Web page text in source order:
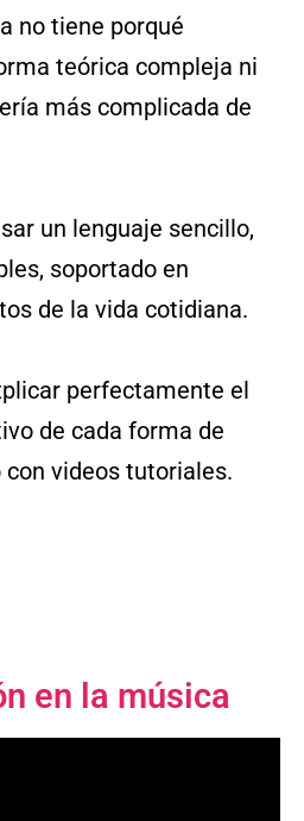
no tiene porqué
teórica compleja ni
más complicada de
un lenguaje sencillo,
soportado en
de la vida cotidiana.
perfectamente el
de cada forma de
videos tutoriales.
en la música